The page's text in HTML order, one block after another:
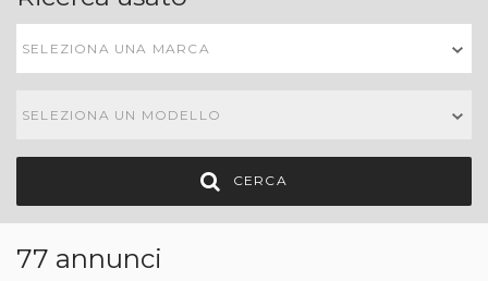
SELEZIONA UNA MARCA
SELEZIONA UN MODELLO
CERCA
77 annunci